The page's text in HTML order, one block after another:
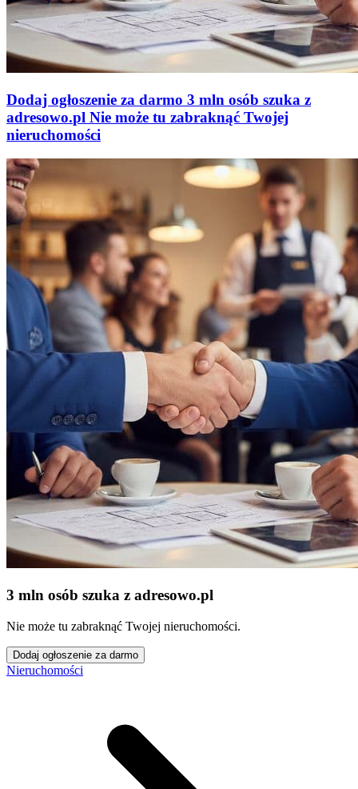
Dodaj ogłoszenie za darmo 3 mln osób szuka z
adresowo.pl Nie może tu zabraknąć Twojej
nieruchomości
3 mln osób szuka z adresowo.pl
Nie może tu zabraknąć Twojej nieruchomości.
Dodaj ogłoszenie za darmo
Nieruchomości